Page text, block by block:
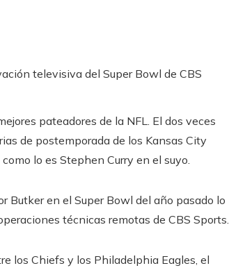
pateadores de la NFL. El dos veces
de postemporada de los Kansas City
lo es Stephen Curry en el suyo.
Butker en el Super Bowl del año pasado lo
técnicas remotas de CBS Sports.
los Chiefs y los Philadelphia Eagles, el